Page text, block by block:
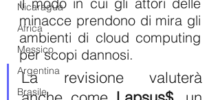
Nicaragua
Africa
Messico
Argentina
Brasile
minacce prendono di mira gli
ambienti di cloud computing
per scopi dannosi.
La revisione valuterà